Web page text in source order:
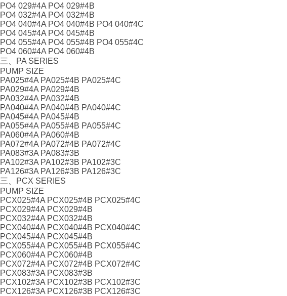
PO4 029#4A PO4 029#4B
PO4 032#4A PO4 032#4B
PO4 040#4A PO4 040#4B PO4 040#4C
PO4 045#4A PO4 045#4B
PO4 055#4A PO4 055#4B PO4 055#4C
PO4 060#4A PO4 060#4B
三、PA SERIES
PUMP SIZE
PA025#4A PA025#4B PA025#4C
PA029#4A PA029#4B
PA032#4A PA032#4B
PA040#4A PA040#4B PA040#4C
PA045#4A PA045#4B
PA055#4A PA055#4B PA055#4C
PA060#4A PA060#4B
PA072#4A PA072#4B PA072#4C
PA083#3A PA083#3B
PA102#3A PA102#3B PA102#3C
PA126#3A PA126#3B PA126#3C
三、PCX SERIES
PUMP SIZE
PCX025#4A PCX025#4B PCX025#4C
PCX029#4A PCX029#4B
PCX032#4A PCX032#4B
PCX040#4A PCX040#4B PCX040#4C
PCX045#4A PCX045#4B
PCX055#4A PCX055#4B PCX055#4C
PCX060#4A PCX060#4B
PCX072#4A PCX072#4B PCX072#4C
PCX083#3A PCX083#3B
PCX102#3A PCX102#3B PCX102#3C
PCX126#3A PCX126#3B PCX126#3C